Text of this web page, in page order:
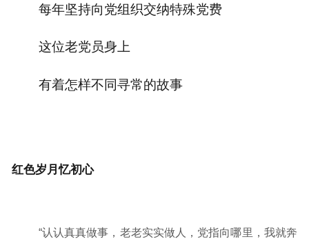
每年坚持向党组织交纳特殊党费
这位老党员身上
有着怎样不同寻常的故事
红色岁月忆初心
“认认真真做事，老老实实做人，党指向哪里，我就奔